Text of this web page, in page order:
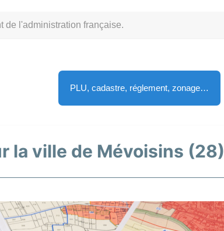
de l'administration française.
PLU, cadastre, réglement, zonage…
la ville de Mévoisins (28)